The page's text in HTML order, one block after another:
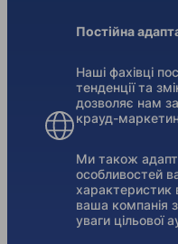
Постійна
Наші фахівці
тенденції та
дозволяє нам
крауд-
Ми також
особливостей
ваша компанія
уваги цільової